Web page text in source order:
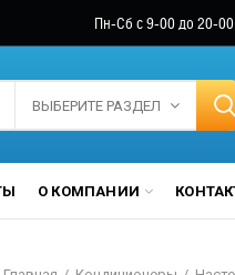
Пн-Сб с 9-00 до 20-00
ВЫБЕРИТЕ РАЗДЕЛ
О КОМПАНИИ